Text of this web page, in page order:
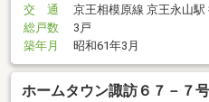
交 通
京王相模原線 京王永山駅
総戸数
3戸
築年月
昭和61年3月
ホームタウン諏訪６７－７